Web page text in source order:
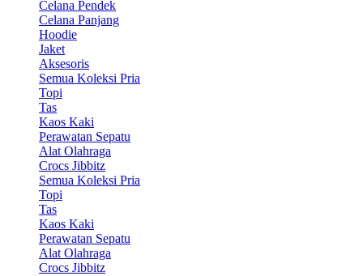
Celana Pendek
Celana Panjang
Hoodie
Jaket
Aksesoris
Semua Koleksi Pria
Topi
Tas
Kaos Kaki
Perawatan Sepatu
Alat Olahraga
Crocs Jibbitz
Semua Koleksi Pria
Topi
Tas
Kaos Kaki
Perawatan Sepatu
Alat Olahraga
Crocs Jibbitz